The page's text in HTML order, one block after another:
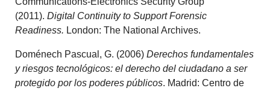
(2011).Digital Continuity to Support Forensic
Readiness. London: The National Archives.
Doménech Pascual, G. (2006)Derechos fundamentales
y riesgos tecnológicos: el derecho del ciudadano a ser
protegido por los poderes públicos. Madrid: Centro de